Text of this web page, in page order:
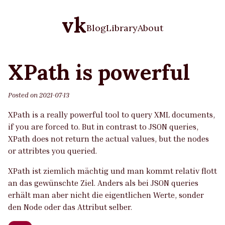
BlogLibrary
vk About
XPath is powerful
Posted on2021-07-13
XPath is a really powerful tool to query XML documents,
if you are forced to. But in contrast to JSON queries,
XPath does not return the actual values, but the nodes
or attribtes you queried.
XPath ist ziemlich mächtig und man kommt relativ flott
an das gewünschte Ziel. Anders als bei JSON queries
erhält man aber nicht die eigentlichen Werte, sonder
den Node oder das Attribut selber.